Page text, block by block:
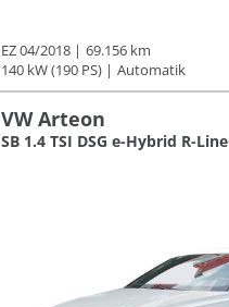
EZ 04/2018
69.156 km
140 kW (190 PS)
Automatik
VW Arteon
SB 1.4 TSI DSG e-Hybrid R-Line